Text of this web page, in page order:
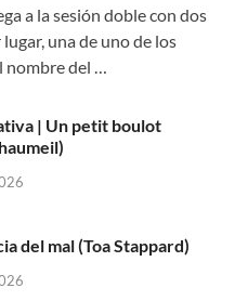
a la sesión doble con dos
una de uno de los
nombre del …
| Un petit boulot
del mal (Toa Stappard)